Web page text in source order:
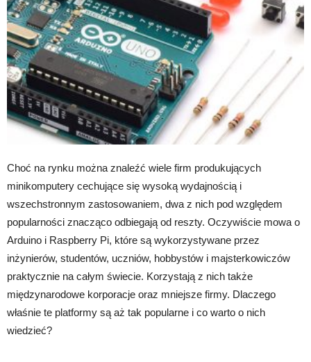
Choć na rynku można znaleźć wiele firm produkujących
minikomputery cechujące się wysoką wydajnością i
wszechstronnym zastosowaniem, dwa z nich pod względem
popularności znacząco odbiegają od reszty. Oczywiście mowa o
Arduino i Raspberry Pi, które są wykorzystywane przez
inżynierów, studentów, uczniów, hobbystów i majsterkowiczów
praktycznie na całym świecie. Korzystają z nich także
międzynarodowe korporacje oraz mniejsze firmy. Dlaczego
właśnie te platformy są aż tak popularne i co warto o nich
wiedzieć?